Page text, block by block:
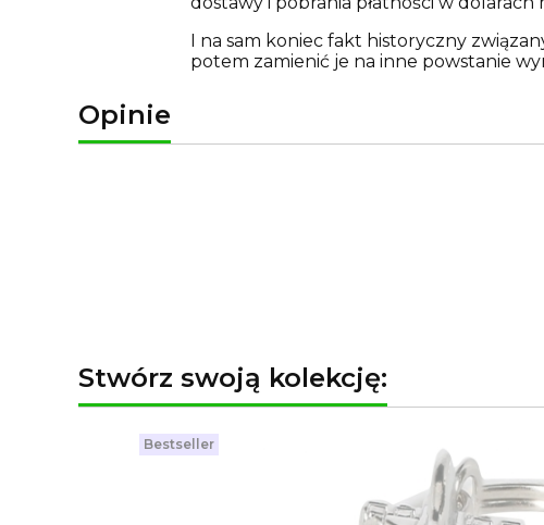
I na sam koniec fakt historyczny
potem zamienić je na inne powstanie
Opinie
Stwórz swoją kolekcję:
Bestseller